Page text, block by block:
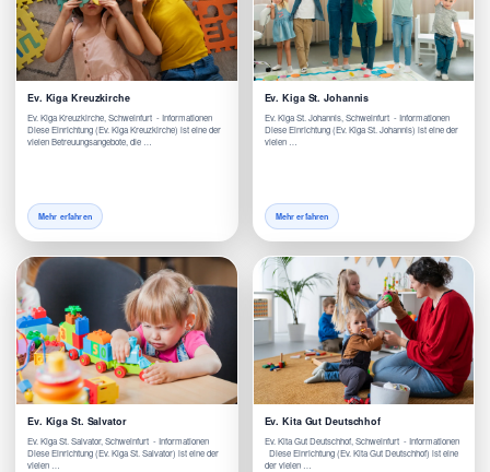
Ev. Kiga Kreuzkirche
Ev. Kiga Kreuzkirche, Schweinfurt - Informationen
Diese Einrichtung (Ev. Kiga Kreuzkirche) ist eine der
vielen Betreuungsangebote, die …
Mehr erfahren
Ev. Kiga St. Johannis
Ev. Kiga St. Johannis, Schweinfurt - Informationen
Diese Einrichtung (Ev. Kiga St. Johannis) ist eine der
vielen …
Mehr erfahren
Ev. Kiga St. Salvator
Ev. Kiga St. Salvator, Schweinfurt - Informationen
Diese Einrichtung (Ev. Kiga St. Salvator) ist eine der
vielen …
Ev. Kita Gut Deutschhof
Ev. Kita Gut Deutschhof, Schweinfurt - Informationen
Diese Einrichtung (Ev. Kita Gut Deutschhof) ist eine
der vielen …